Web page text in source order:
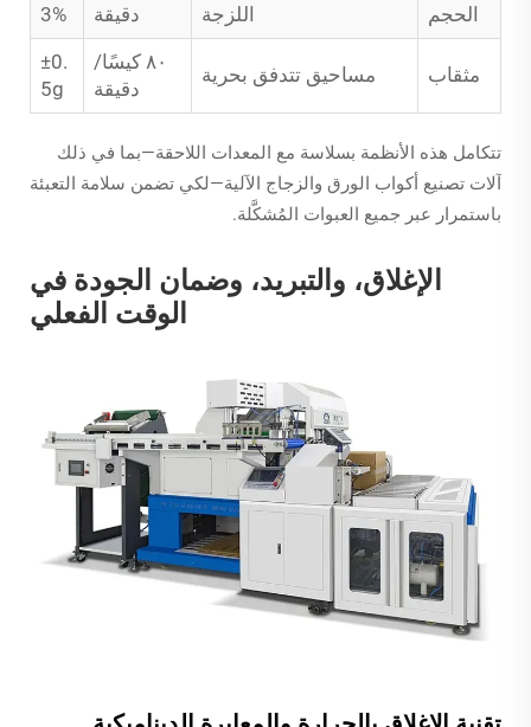
الحجم
اللزجة
دقيقة
3%
مثقاب مساحيق تتدفق بحرية
٨٠ كيسًا/
دقيقة
±0.
5g
تتكامل هذه الأنظمة بسلاسة مع المعدات اللاحقة—بما في ذلك
آلات تصنيع أكواب الورق والزجاج الآلية—لكي تضمن سلامة التعبئة
باستمرار عبر جميع العبوات المُشكَّلة.
الإغلاق، والتبريد، وضمان الجودة في
الوقت الفعلي